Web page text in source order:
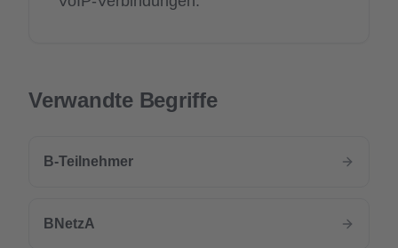
Verwandte Begriffe
B-Teilnehmer
BNetzA